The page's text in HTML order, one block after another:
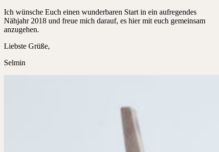
Ich wünsche Euch einen wunderbaren Start in ein aufregendes
Nähjahr 2018 und freue mich darauf, es hier mit euch gemeinsam
anzugehen.
Liebste Grüße,
Selmin